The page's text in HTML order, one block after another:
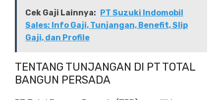
Cek Gaji Lainnya: PT Suzuki Indomobil
Sales: Info Gaji, Tunjangan, Benefit, Slip
Gaji, dan Profile
TENTANG TUNJANGAN DI PT TOTAL
BANGUN PERSADA